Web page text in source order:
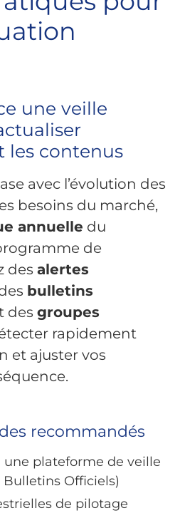
une veille
les contenus
avec l’évolution des
besoins du marché,
annuelle du
de
des alertes
bulletins
des groupes
rapidement
et ajuster vos
recommandés
plateforme de veille
Bulletins Officiels)
de pilotage